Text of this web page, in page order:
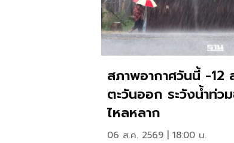
สภาพอากาศวันนี้ -12
ตะวันออก ระวังน้ำท่ว
ไหลหลาก
06 ส.ค. 2569 | 18:00 น.